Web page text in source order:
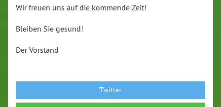
Wir freuen uns auf die kommende Zeit!
Bleiben Sie gesund!
Der Vorstand
Twitter